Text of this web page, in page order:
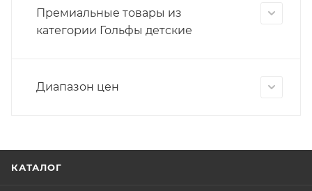
Премиальные товары из
категории Гольфы детские
Диапазон цен
КАТАЛОГ